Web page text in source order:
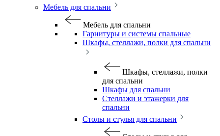
Мебель для спальни
Мебель для спальни
Гарнитуры и системы спальные
Шкафы, стеллажи, полки для спальни
Шкафы, стеллажи, полки
для спальни
Шкафы для спальни
Стеллажи и этажерки для
спальни
Столы и стулья для спальни